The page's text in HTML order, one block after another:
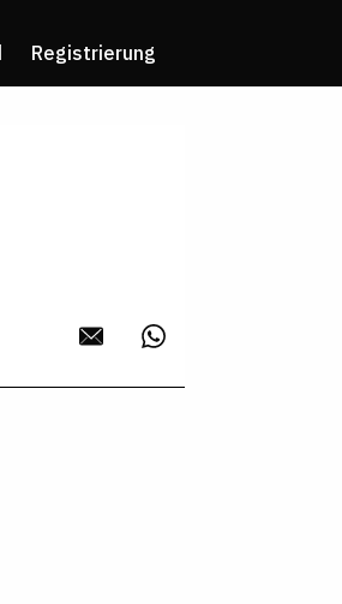
Registrierung